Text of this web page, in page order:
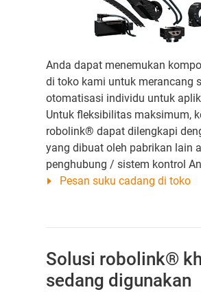
Anda dapat menemukan
di toko kami untuk merancang
otomatisasi individu untuk
Untuk fleksibilitas maksimum,
robolink® dapat dilengkapi
yang dibuat oleh pabrikan lain
penghubung / sistem kontrol
Pesan suku cadang di toko
Solusi robolink®
sedang digunakan